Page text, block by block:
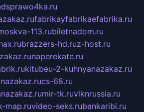
fabrikayfabrikaefabrika.ru
113.rubiletnadom.ru
brazzers-hd.ruz-host.ru
naperekate.ru
kitubeu-2-kuhnyanazakaz.ru
cs-68.ru
mir-tk.ruvlknrussia.ru
map.ruvideo-seks.rubankaribi.ru